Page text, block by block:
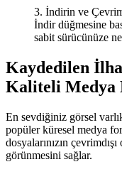
3. İndirin ve
İndir düğmesine
sabit sürücünüze
Kaydedilen
Kaliteli Medya
En sevdiğiniz görsel
popüler küresel medya
dosyalarınızın
görünmesini sağlar.